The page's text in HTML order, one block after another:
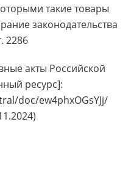
такие товары
законодательства
2286
акты Российской
ресурс]:
doc/ew4phxOGsYJj/